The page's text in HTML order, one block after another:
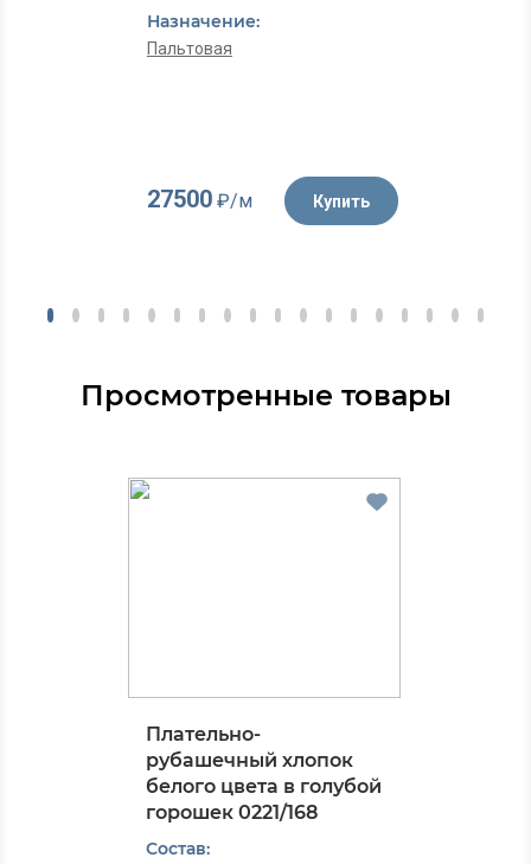
Назначение:
Пальтовая
27500₽/м Купить
Просмотренные товары
Плательно-
рубашечный хлопок
белого цвета в голубой
горошек 0221/168
Состав: